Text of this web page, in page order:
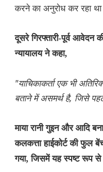
करने का अनुरोध कर रहा
दूसरे गिरफ्तारी-पूर्व आवेदन
न्यायालय ने कहा,
"याचिकाकर्ता एक भी
बताने में असमर्थ है, जिसे
माया रानी गुइन और आदि
कलकत्ता हाईकोर्ट की फुल
गया, जिसमें यह स्पष्ट रूप से